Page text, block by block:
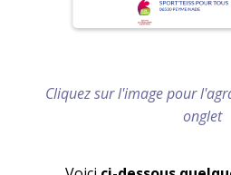
Cliquez sur l'image pour
onglet